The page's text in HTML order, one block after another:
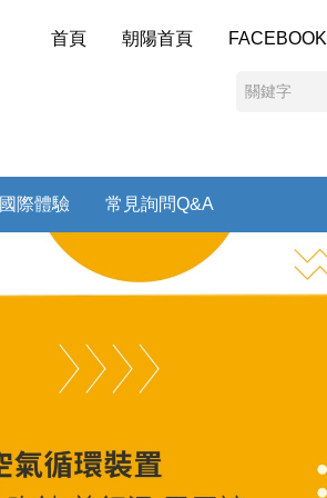
首頁 朝陽首頁 FACEBOOK
國際體驗 常見詢問Q&A